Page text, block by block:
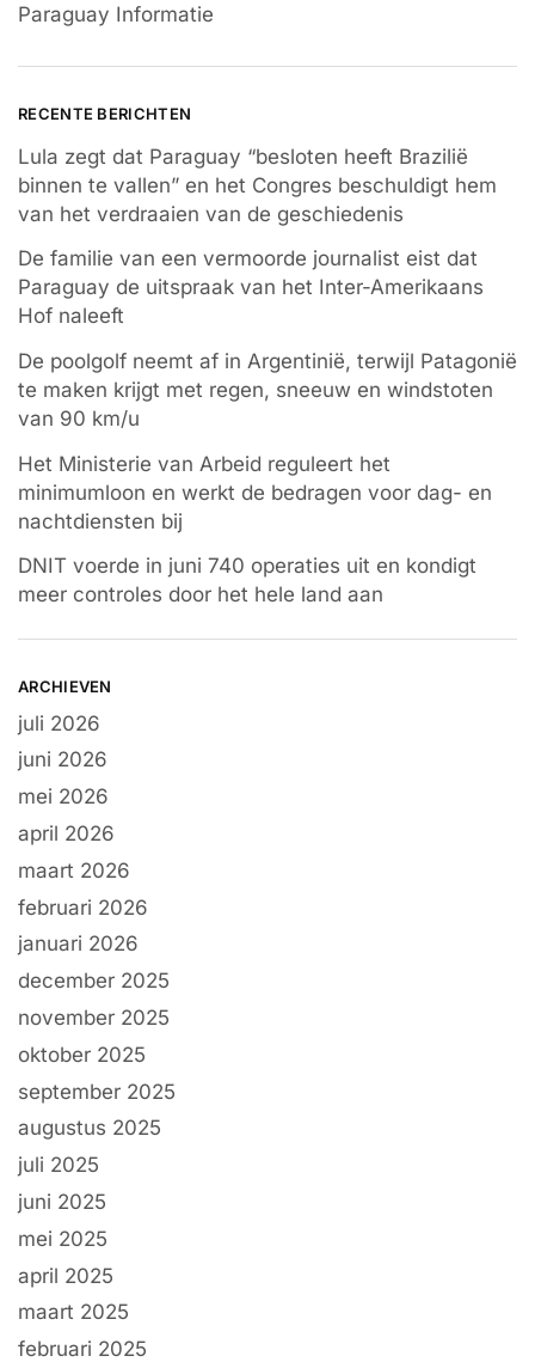
Paraguay Informatie
RECENTE BERICHTEN
Lula zegt dat Paraguay “besloten heeft Brazilië
binnen te vallen” en het Congres beschuldigt hem
van het verdraaien van de geschiedenis
De familie van een vermoorde journalist eist dat
Paraguay de uitspraak van het Inter-Amerikaans
Hof naleeft
De poolgolf neemt af in Argentinië, terwijl Patagonië
te maken krijgt met regen, sneeuw en windstoten
van 90 km/u
Het Ministerie van Arbeid reguleert het
minimumloon en werkt de bedragen voor dag- en
nachtdiensten bij
DNIT voerde in juni 740 operaties uit en kondigt
meer controles door het hele land aan
ARCHIEVEN
juli 2026
juni 2026
mei 2026
april 2026
maart 2026
februari 2026
januari 2026
december 2025
november 2025
oktober 2025
september 2025
augustus 2025
juli 2025
juni 2025
mei 2025
april 2025
maart 2025
februari 2025